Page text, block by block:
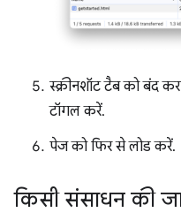
स्क्रीनशॉट टैब को बंद
टॉगल करें.
पेज को फिर से लोड करें.
किसी संसाधन की